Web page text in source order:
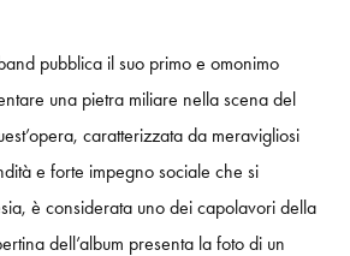
pubblica il suo primo e omonimo
una pietra miliare nella scena del
caratterizzata da meravigliosi
e forte impegno sociale che si
è considerata uno dei capolavori della
dell’album presenta la foto di un